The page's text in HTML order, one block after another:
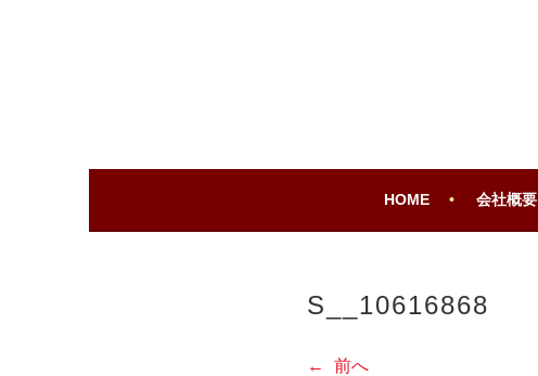
移
HOME 会社概要
S__10616868
前へ